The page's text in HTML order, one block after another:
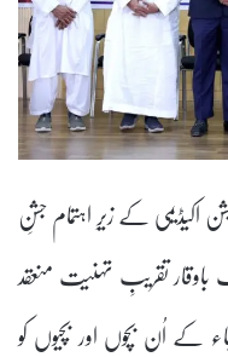
اکیڈیمی کے زیرِ اہتمام جشنِ
تقریبِ تہنیت منعقد
کے اُن بچوں اور بچیوں کو